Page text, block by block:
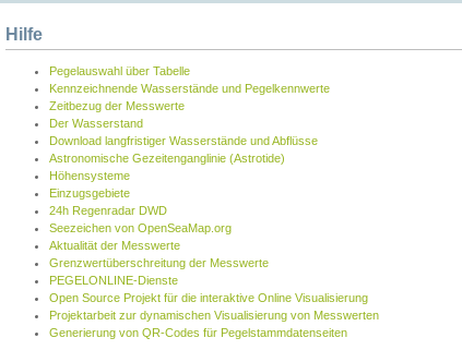
Hilfe
Pegelauswahl über Tabelle
Kennzeichnende Wasserstände und Pegelkennwerte
Zeitbezug der Messwerte
Der Wasserstand
Download langfristiger Wasserstände und Abflüsse
Astronomische Gezeitenganglinie (Astrotide)
Höhensysteme
Einzugsgebiete
24h Regenradar DWD
Seezeichen von OpenSeaMap.org
Aktualität der Messwerte
Grenzwertüberschreitung der Messwerte
PEGELONLINE-Dienste
Open Source Projekt für die interaktive Online Visualisierung
Projektarbeit zur dynamischen Visualisierung von Messwerten
Generierung von QR-Codes für Pegelstammdatenseiten